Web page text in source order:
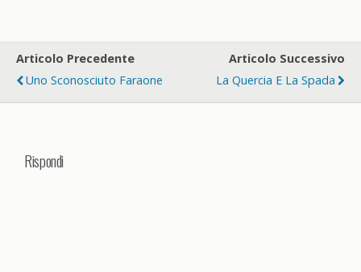
Articolo Precedente
Uno Sconosciuto Faraone
Articolo Successivo
La Quercia E La Spada
Rispondi